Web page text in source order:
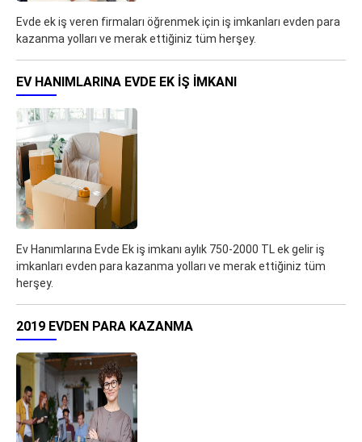
Evde ek iş veren firmaları öğrenmek için iş imkanları evden para
kazanma yolları ve merak ettiğiniz tüm herşey.
EV HANIMLARINA EVDE EK IŞ IMKANI
Ev Hanımlarına Evde Ek iş imkanı aylık 750-2000 TL ek gelir iş
imkanları evden para kazanma yolları ve merak ettiğiniz tüm
herşey.
2019 EVDEN PARA KAZANMA